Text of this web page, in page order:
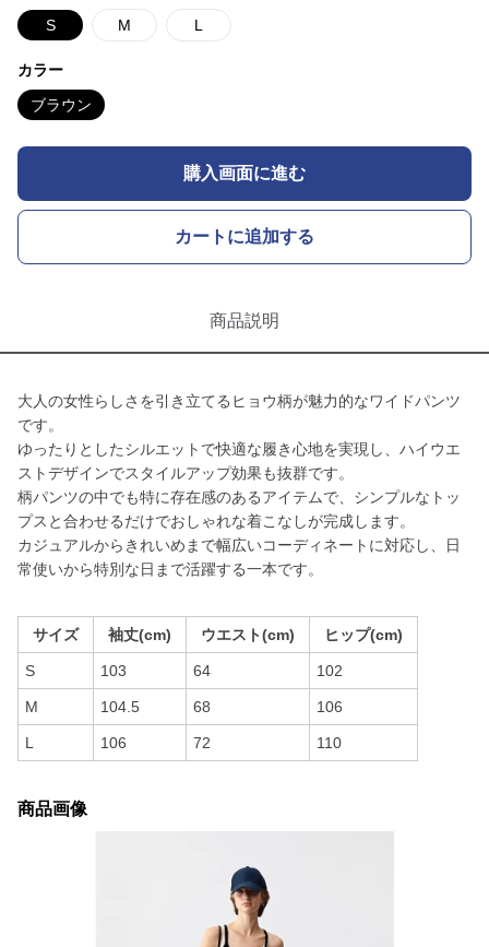
S M L
カラー
ブラウン
購入画面に進む
カートに追加する
商品説明
大人の女性らしさを引き立てるヒョウ柄が魅力的なワイドパンツ
です。
ゆったりとしたシルエットで快適な履き心地を実現し、ハイウエ
ストデザインでスタイルアップ効果も抜群です。
柄パンツの中でも特に存在感のあるアイテムで、シンプルなトッ
プスと合わせるだけでおしゃれな着こなしが完成します。
カジュアルからきれいめまで幅広いコーディネートに対応し、日
常使いから特別な日まで活躍する一本です。
サイズ 袖丈(cm) ウエスト(cm) ヒップ(cm)
S 103 64 102
M 104.5 68 106
L 106 72 110
商品画像